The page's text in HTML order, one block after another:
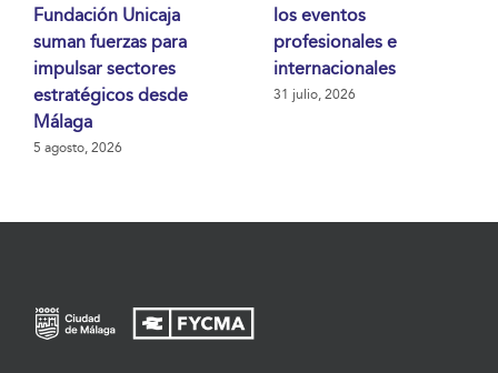
Fundación Unicaja
suman fuerzas para
impulsar sectores
estratégicos desde
Málaga
5 agosto, 2026
los eventos
profesionales e
internacionales
31 julio, 2026